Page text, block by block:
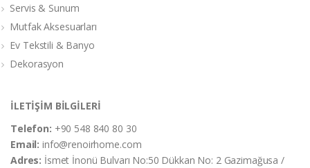
Servis & Sunum
Mutfak Aksesuarları
Ev Tekstili & Banyo
Dekorasyon
İLETİŞİM BİLGİLERİ
Telefon: +90 548 840 80 30
Email:info@renoirhome.com
Adres: İsmet İnonü Bulvarı No:50 Dükkan No: 2 Gazimağusa /